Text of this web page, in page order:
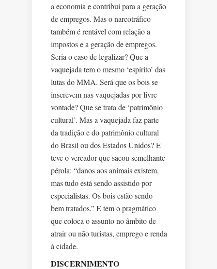
a economia e contribui para a geração
de empregos. Mas o narcotráfico
também é rentável com relação a
impostos e a geração de empregos.
Seria o caso de legalizar? Que a
vaquejada tem o mesmo ‘espírito’ das
lutas do MMA. Será que os bois se
inscrevem nas vaquejadas por livre
vontade? Que se trata de ‘patrimônio
cultural’. Mas a vaquejada faz parte
da tradição e do patrimônio cultural
do Brasil ou dos Estados Unidos? E
teve o vereador que sacou semelhante
pérola: “danos aos animais existem,
mas tudo está sendo assistido por
especialistas. Os bois estão sendo
bem tratados.” E tem o pragmático
que coloca o assunto no âmbito de
atrair ou não turistas, emprego e renda
à cidade.
DISCERNIMENTO